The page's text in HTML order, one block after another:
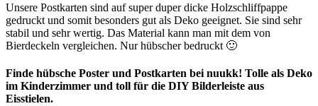
Unsere Postkarten sind auf super duper dicke Holzschliffpappe
gedruckt und somit besonders gut als Deko geeignet. Sie sind sehr
stabil und sehr wertig. Das Material kann man mit dem von
Bierdeckeln vergleichen. Nur hübscher bedruckt 🙂
Finde hübsche Poster und Postkarten bei nuukk! Tolle als Deko
im Kinderzimmer und toll für die DIY Bilderleiste aus
Eisstielen.